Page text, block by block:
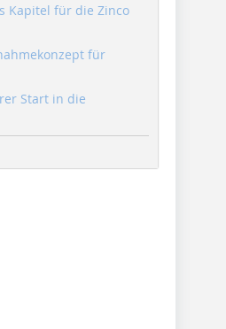
Kapitel für die Zinco
für
Start in die